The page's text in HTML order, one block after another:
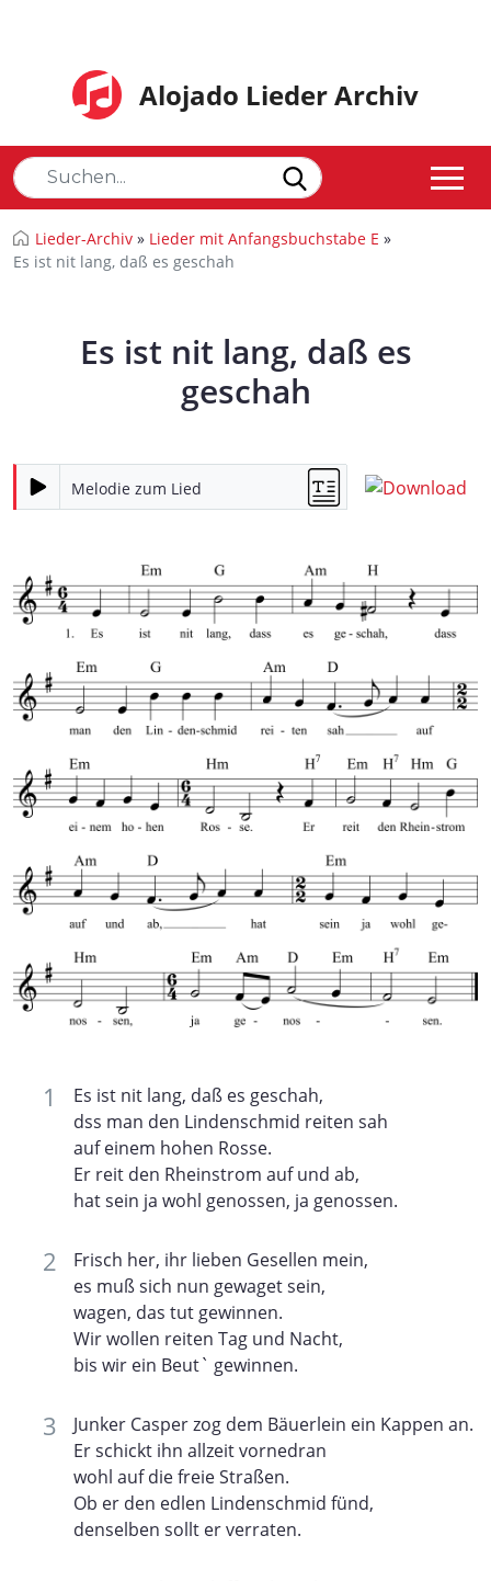
Alojado Lieder Archiv
Lieder-Archiv » Lieder mit Anfangsbuchstabe E »
Es ist nit lang, daß es geschah
Es ist nit lang, daß es
geschah
Melodie zum Lied
Es ist nit lang, daß es geschah,
dss man den Lindenschmid reiten sah
auf einem hohen Rosse.
Er reit den Rheinstrom auf und ab,
hat sein ja wohl genossen, ja genossen.
Frisch her, ihr lieben Gesellen mein,
es muß sich nun gewaget sein,
wagen, das tut gewinnen.
Wir wollen reiten Tag und Nacht,
bis wir ein Beut` gewinnen.
Junker Casper zog dem Bäuerlein ein Kappen an.
Er schickt ihn allzeit vornedran
wohl auf die freie Straßen.
Ob er den edlen Lindenschmid fünd,
denselben sollt er verraten.